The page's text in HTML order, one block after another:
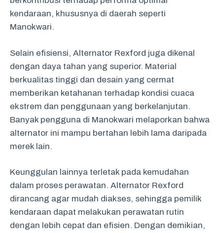
kendaraan, khususnya di daerah seperti
Manokwari.
Selain efisiensi, Alternator Rexford juga dikenal
dengan daya tahan yang superior. Material
berkualitas tinggi dan desain yang cermat
memberikan ketahanan terhadap kondisi cuaca
ekstrem dan penggunaan yang berkelanjutan.
Banyak pengguna di Manokwari melaporkan bahwa
alternator ini mampu bertahan lebih lama daripada
merek lain.
Keunggulan lainnya terletak pada kemudahan
dalam proses perawatan. Alternator Rexford
dirancang agar mudah diakses, sehingga pemilik
kendaraan dapat melakukan perawatan rutin
dengan lebih cepat dan efisien. Dengan demikian,